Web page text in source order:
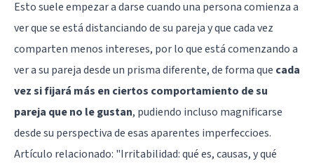
Esto suele empezar a darse cuando una persona comienza a
ver que se está distanciando de su pareja y que cada vez
comparten menos intereses, por lo que está comenzando a
ver a su pareja desde un prisma diferente, de forma que cada
vez si fijará más en ciertos comportamiento de su
pareja que no le gustan, pudiendo incluso magnificarse
desde su perspectiva de esas aparentes imperfeccioes.
Artículo relacionado: "Irritabilidad: qué es, causas, y qué